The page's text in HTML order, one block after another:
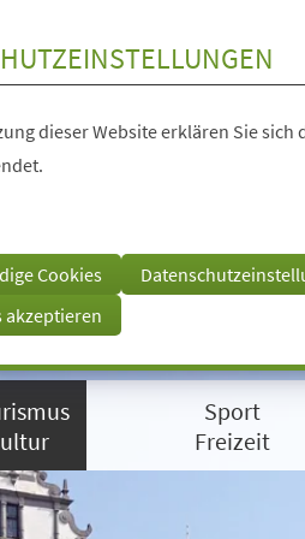
dieser Website erklären Sie
Cookies
akzeptieren
Sport
Freizeit